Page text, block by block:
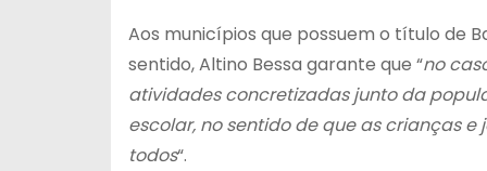
Aos municípios que possuem o título de
sentido, Altino Bessa garante que “no
atividades concretizadas junto da
escolar, no sentido de que as crianças
todos“.